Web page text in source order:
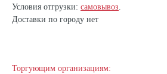
Условия отгрузки: самовывоз.
Доставки по городу нет
Торгующим организациям: